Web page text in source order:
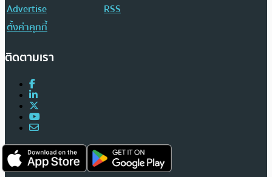
Advertise
RSS
ตั้งค่าคุกกี้
ติดตามเรา